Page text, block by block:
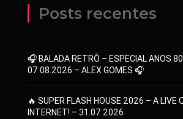
Posts recentes
🎧 BALADA RETRÔ – ESPECIAL ANOS
07.08.2026 – ALEX GOMES 🎧
🔥 SUPER FLASH HOUSE 2026 – A LIVE
INTERNET! – 31.07.2026